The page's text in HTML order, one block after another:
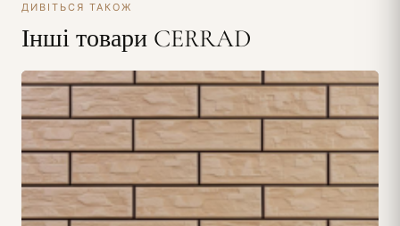
ДИВІТЬСЯ ТАКОЖ
Інші товари CERRAD